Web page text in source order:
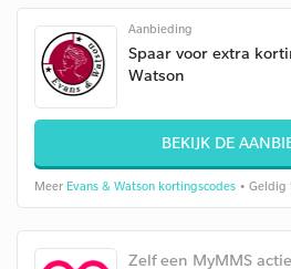
Aanbieding
Spaar voor extra
Watson
BEKIJK DE
Meer Evans & Watson kortingscodes • Geldig
Zelf een MyMMS